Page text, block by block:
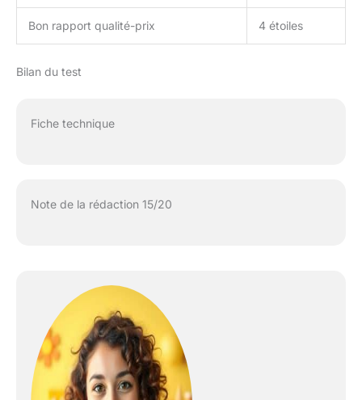
Bon rapport qualité-prix 4 étoiles
Bilan du test
Fiche technique
Note de la rédaction 15/20